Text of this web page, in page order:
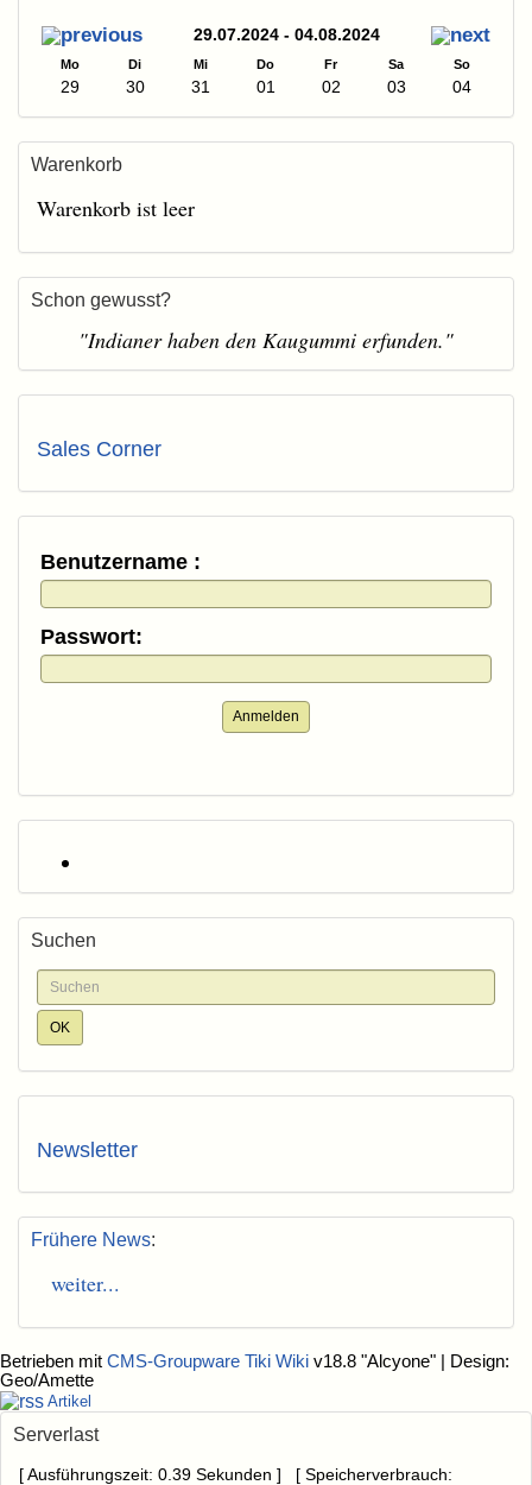
29.07.2024 - 04.08.2024
Mo Di Mi Do Fr Sa So
29 30 31 01 02 03 04
Warenkorb
Warenkorb ist leer
Schon gewusst?
"Indianer haben den Kaugummi erfunden."
Sales Corner
Benutzername :
Passwort:
Anmelden
Suchen
Newsletter
Frühere News:
weiter...
Betrieben mit CMS-Groupware Tiki Wiki v18.8 "Alcyone" | Design:
Geo/Amette
Artikel
Serverlast
[ Ausführungszeit: 0.39 Sekunden ] [ Speicherverbrauch: